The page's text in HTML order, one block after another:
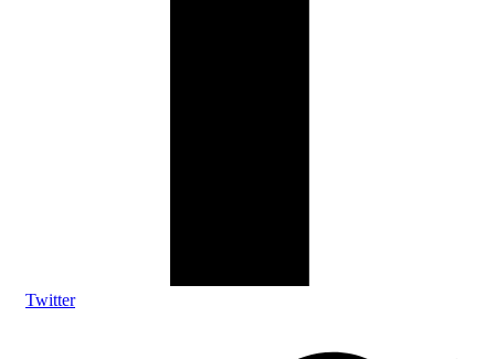
Twitter